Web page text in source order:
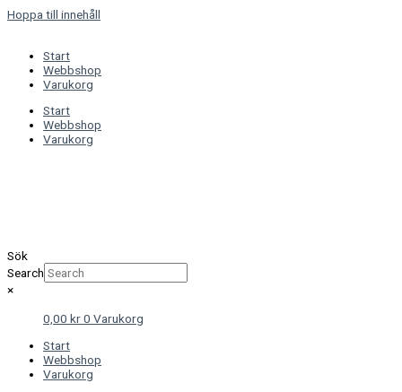
Hoppa till innehåll
Start
Webbshop
Varukorg
Start
Webbshop
Varukorg
Sök
Search
×
0,00 kr0 Varukorg
Start
Webbshop
Varukorg